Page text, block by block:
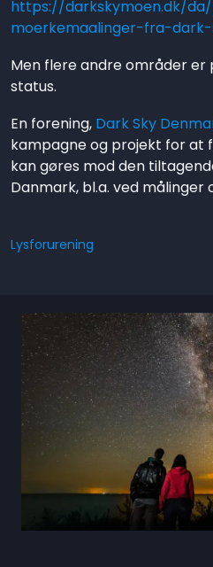
https://darkskymoen.dk/
moerkemaalinger-fra-
Men flere andre områder er
status.
En forening, Dark Sky
kampagne og projekt for at
kan gøres mod den
Danmark, bl.a. ved målinger
Lysforurening